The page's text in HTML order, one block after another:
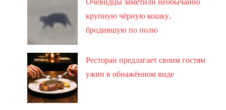
крупную чёрную кошку,
бродившую по полю
Ресторан предлагает своим гостям
ужин в обнажённом виде